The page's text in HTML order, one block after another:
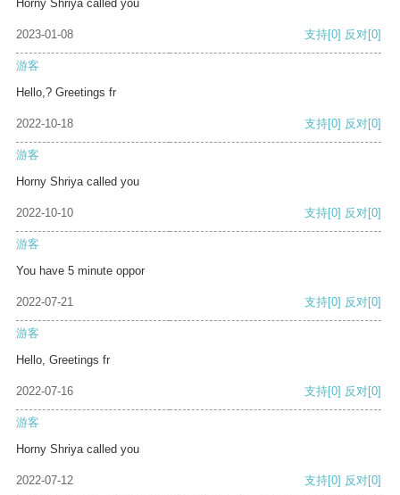
Horny Shriya called you
2023-01-08 支持[0] 反对[0]
游客
Hello,? Greetings fr
2022-10-18 支持[0] 反对[0]
游客
Horny Shriya called you
2022-10-10 支持[0] 反对[0]
游客
You have 5 minute oppor
2022-07-21 支持[0] 反对[0]
游客
Hello, Greetings fr
2022-07-16 支持[0] 反对[0]
游客
Horny Shriya called you
2022-07-12 支持[0] 反对[0]